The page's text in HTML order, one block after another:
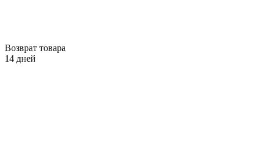
Возврат товара
14 дней